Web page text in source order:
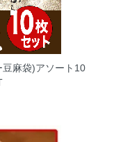
豆麻袋)アソート10